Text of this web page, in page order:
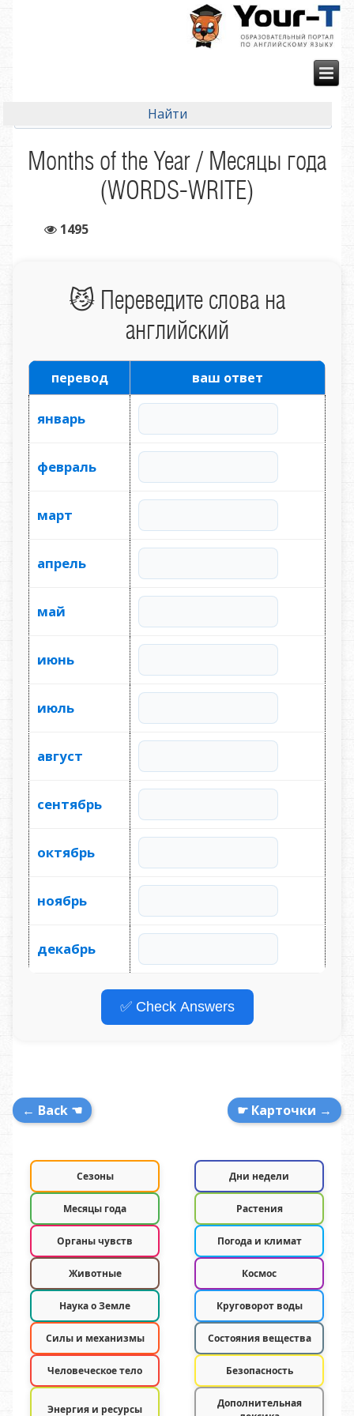
Months of the Year / Месяцы года
(WORDS-WRITE)
1495
😼 Переведите слова на
английский
перевод ваш ответ
январь
февраль
март
апрель
май
июнь
июль
август
сентябрь
октябрь
ноябрь
декабрь
✅ Check Answers
← Back ☚ ☛ Карточки →
Сезоны Дни недели
Месяцы года Растения
Органы чувств Погода и климат
Животные Космос
Наука о Земле Круговорот воды
Силы и механизмы Состояния вещества
Человеческое тело Безопасность
Энергия и ресурсы
Дополнительная